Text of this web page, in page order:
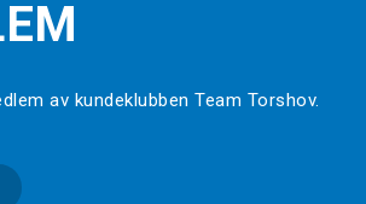
av kundeklubben Team Torshov.